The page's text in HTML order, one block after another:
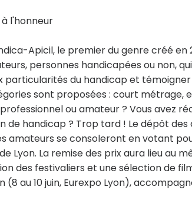
l'honneur
Apicil, le premier du genre créé en
personnes handicapées ou non,
particularités du handicap et
sont proposées : court métrage,
ou amateur ? Vous avez
de handicap ? Trop tard ! Le dépôt
amateurs se consoleront en votant
Lyon. La remise des prix aura lieu au
des festivaliers et une sélection de
(8 au 10 juin, Eurexpo Lyon),